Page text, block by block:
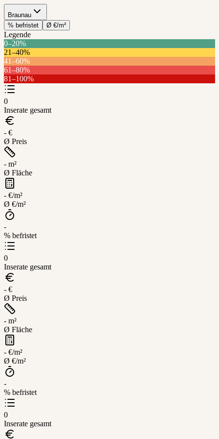
Braunau
% befristet
Ø €/m²
Legende
0–20%
21–40%
41–60%
61–80%
81–100%
Braunau
0
Inserate gesamt
- €
Ø Preis
- m²
Ø Fläche
- €/m²
Ø €/m²
-
% befristet
0
Inserate gesamt
- €
Ø Preis
- m²
Ø Fläche
- €/m²
Ø €/m²
-
% befristet
0
Inserate gesamt